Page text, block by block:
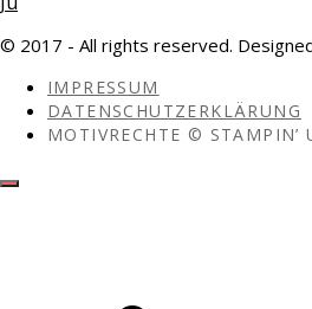
© 2017 - All rights reserved.
IMPRESSUM
DATENSCHUTZERKLÄRUNG
MOTIVRECHTE © STAMPIN’